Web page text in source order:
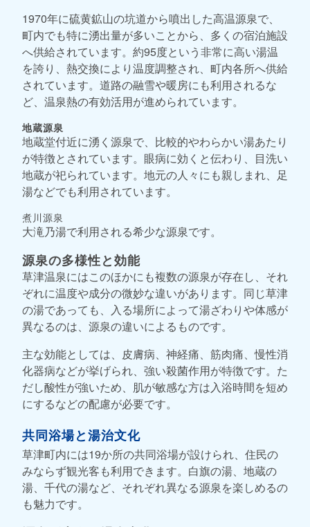
1970年に硫黄鉱山の坑道から噴出した高温源泉で、
町内でも特に湧出量が多いことから、多くの宿泊施設
へ供給されています。約95度という非常に高い湯温
を誇り、熱交換により温度調整され、町内各所へ供給
されています。道路の融雪や暖房にも利用されるな
ど、温泉熱の有効活用が進められています。
地蔵源泉
地蔵堂付近に湧く源泉で、比較的やわらかい湯あたり
が特徴とされています。眼病に効くと伝わり、目洗い
地蔵が祀られています。地元の人々にも親しまれ、足
湯などでも利用されています。
煮川源泉
大滝乃湯で利用される希少な源泉です。
源泉の多様性と効能
草津温泉にはこのほかにも複数の源泉が存在し、それ
ぞれに温度や成分の微妙な違いがあります。同じ草津
の湯であっても、入る場所によって湯ざわりや体感が
異なるのは、源泉の違いによるものです。
主な効能としては、皮膚病、神経痛、筋肉痛、慢性消
化器病などが挙げられ、強い殺菌作用が特徴です。た
だし酸性が強いため、肌が敏感な方は入浴時間を短め
にするなどの配慮が必要です。
共同浴場と湯治文化
草津町内には19か所の共同浴場が設けられ、住民の
みならず観光客も利用できます。白旗の湯、地蔵の
湯、千代の湯など、それぞれ異なる源泉を楽しめるの
も魅力です。